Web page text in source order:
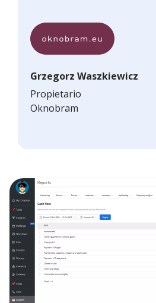
Grzegorz Waszkiewicz
Propietario
Oknobram